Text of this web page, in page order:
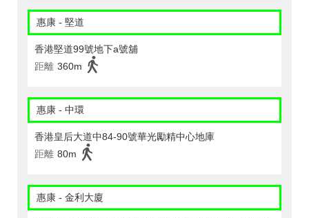
惠康 - 堅道
香港堅道99號地下a號舖
距離 360m
惠康 - 中環
香港皇后大道中84-90號華光勵精中心地庫
距離 80m
惠康 - 金利大廈